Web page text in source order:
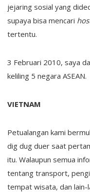
jejaring sosial yang
supaya bisa mencari
tertentu.
3 Februari 2010, saya
keliling 5 negara ASEAN.
VIETNAM
Petualangan kami
dig dug duer saat
itu. Walaupun semua
tentang transport,
tempat wisata, dan